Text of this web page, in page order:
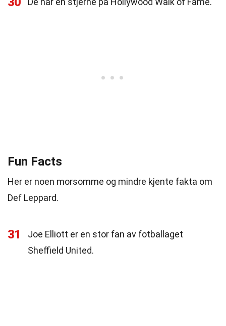
Fun Facts
Her er noen morsomme og mindre kjente fakta om
Def Leppard.
31
Joe Elliott er en stor fan av fotballaget
Sheffield United.